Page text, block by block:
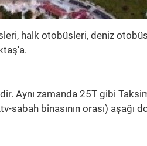
halk otobüsleri, deniz
Aynı zamanda 25T gibi
binasının orası) aşağı